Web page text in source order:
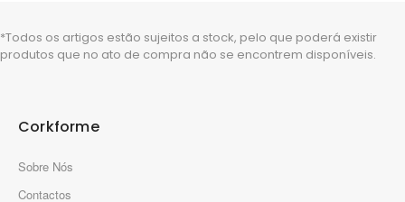
*Todos os artigos estão sujeitos a stock, pelo que poderá existir
produtos que no ato de compra não se encontrem disponíveis.
Corkforme
Sobre Nós
Contactos